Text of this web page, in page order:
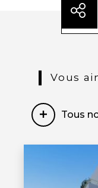
regroupe
la
(Business &
Vous
Tous